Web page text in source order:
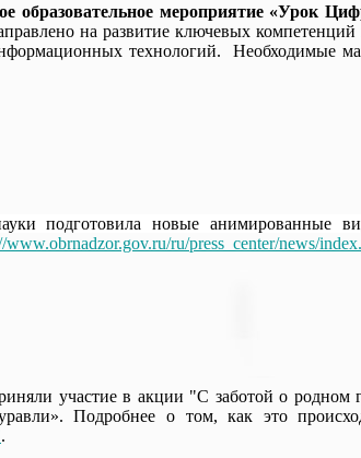
образовательное мероприятие «Урок
на развитие ключевых
технологий. Необходимые
подготовила новые анимированные
www.obrnadzor.gov.ru/ru/press_center/news/
участие в акции "С заботой о родном
Подробнее о том, как это
.